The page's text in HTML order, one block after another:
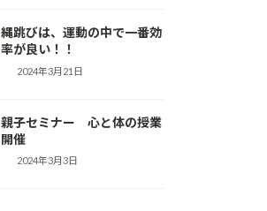
縄跳びは、運動の中で一番効
率が良い！！
2024年3月21日
親子セミナー 心と体の授業
開催
2024年3月3日